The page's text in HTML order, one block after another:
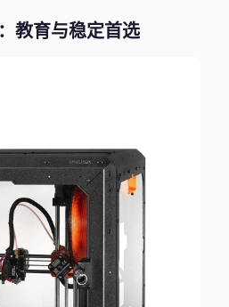
教育与稳定首选